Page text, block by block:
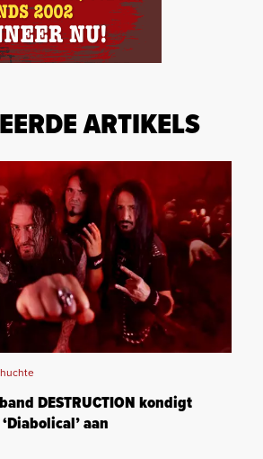
ARTIKELS
DESTRUCTION kondigt
aan